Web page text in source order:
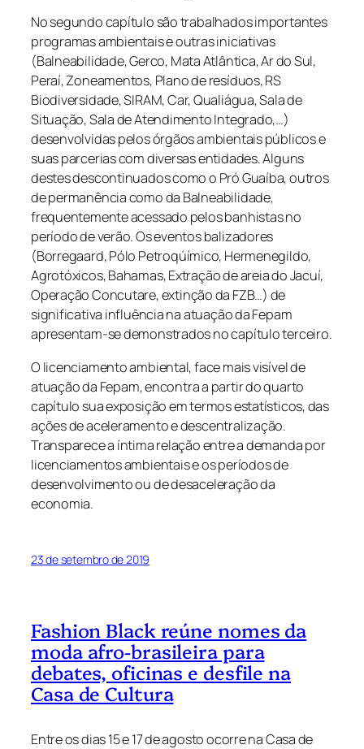
No segundo capítulo são trabalhados importantes
programas ambientais e outras iniciativas
(Balneabilidade,Gerco, Mata Atlântica, Ar do Sul,
Peraí, Zoneamentos, Plano de resíduos, RS
Biodiversidade, SIRAM,Car,Qualiágua, Sala de
Situação, Sala de Atendimento Integrado,…)
desenvolvidas pelos órgãos ambientais públicos e
suas parcerias com diversas entidades. Alguns
destes descontinuados como o Pró Guaíba, outros
de permanência como da Balneabilidade,
frequentemente acessado pelos banhistas no
período de verão. Os eventos balizadores
(Borregaard,Pólo Petroqúímico, Hermenegildo,
Agrotóxicos, Bahamas, Extração de areia do Jacuí,
OperaçãoConcutare, extinção da FZB…) de
significativa influência na atuação daFepam
apresentam-se demonstrados no capítulo terceiro.
O licenciamento ambiental, face mais visível de
atuação da Fepam, encontraa partir doquarto
capítulo sua exposição em termos estatísticos, das
ações de aceleramento e descentralização.
Transparece a íntima relação entre a demanda por
licenciamentos ambientais e os períodos de
desenvolvimento ou de desaceleração da
economia.
23 de setembro de 2019
Fashion Black reúne nomes da
moda afro-brasileira para
debates, oficinas e desfile na
Casa de Cultura
Entre os dias 15 e 17 de agosto ocorre na Casa de